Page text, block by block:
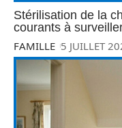
Stérilisation de la
courants à
FAMILLE 5 JUILLET